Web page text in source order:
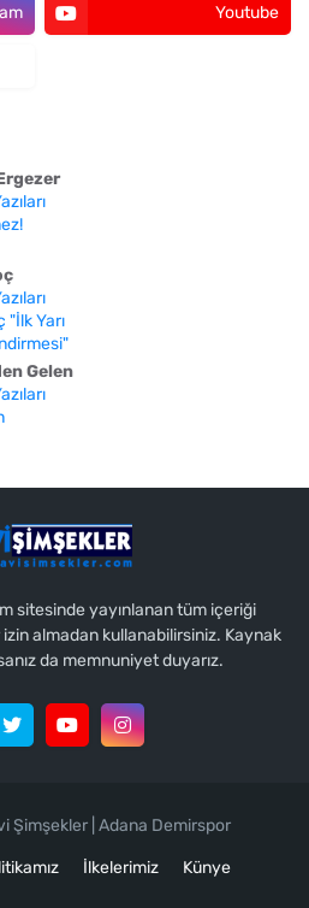
Youtube
"İlk Yarı
Gelen
sitesinde yayınlanan tüm içeriği
almadan kullanabilirsiniz. Kaynak
da memnuniyet duyarız.
Şimşekler | Adana Demirspor
İlkelerimiz Künye